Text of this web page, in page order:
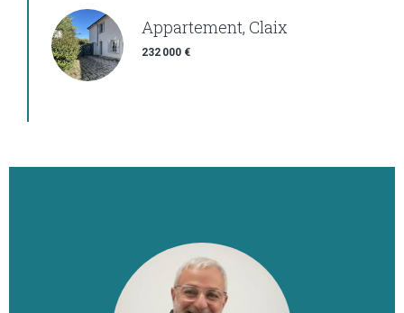
Appartement, Claix
232 000 €